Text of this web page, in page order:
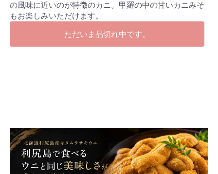
の風味に近いのが特徴のカニ。甲羅の中の甘いカニみそ
もお楽しみいただけます。
ただいま品切れ中です。